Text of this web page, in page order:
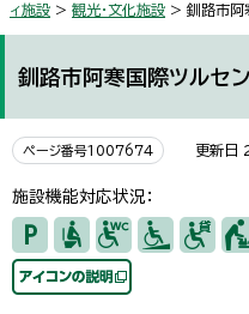
ィ施設 > 観光・文化施設 > 釧路市阿
釧路市阿寒国際ツルセ
ページ番号1007674 更新日
施設機能対応状況：